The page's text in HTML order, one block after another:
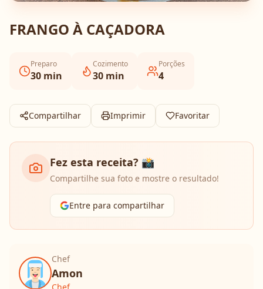
FRANGO À CAÇADORA
Preparo
30 min
Cozimento
30 min
Porções
4
Compartilhar Imprimir Favoritar
Fez esta receita? 📸
Compartilhe sua foto e mostre o resultado!
Entre para compartilhar
Chef
Amon